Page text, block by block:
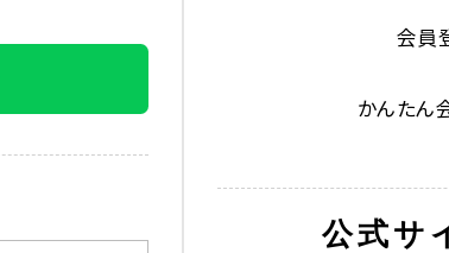
会員
かんたん
公式サ